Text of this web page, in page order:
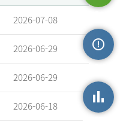
2026-07-08
2026-06-29
2026-06-29
2026-06-18